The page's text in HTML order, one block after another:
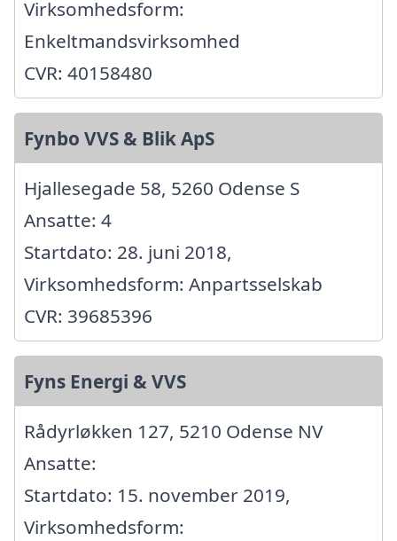
Virksomhedsform:
Enkeltmandsvirksomhed
CVR: 40158480
Fynbo VVS & Blik ApS
Hjallesegade 58, 5260 Odense S
Ansatte: 4
Startdato: 28. juni 2018,
Virksomhedsform: Anpartsselskab
CVR: 39685396
Fyns Energi & VVS
Rådyrløkken 127, 5210 Odense NV
Ansatte:
Startdato: 15. november 2019,
Virksomhedsform: